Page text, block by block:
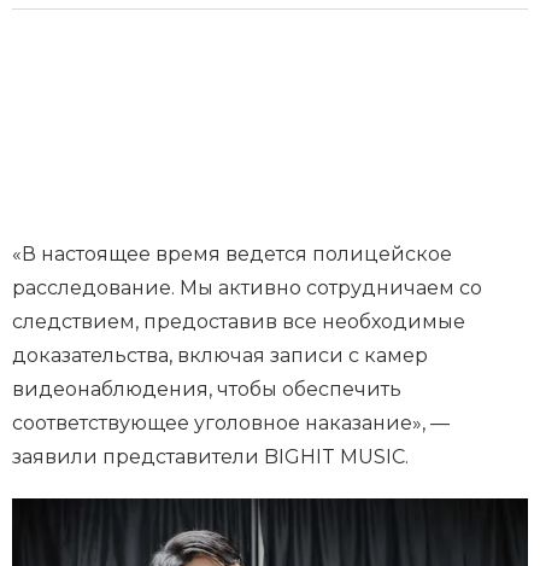
«В настоящее время ведется полицейское
расследование. Мы активно сотрудничаем со
следствием, предоставив все необходимые
доказательства, включая записи с камер
видеонаблюдения, чтобы обеспечить
соответствующее уголовное наказание», —
заявили представители BIGHIT MUSIC.